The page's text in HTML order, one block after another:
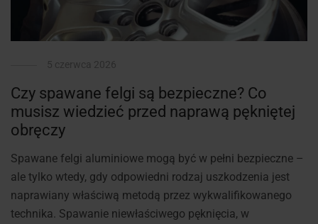
Czy spawane felgi są bezpieczne? Co
musisz wiedzieć przed naprawą pękniętej
obręczy
Spawane felgi aluminiowe mogą być w pełni bezpieczne –
ale tylko wtedy, gdy odpowiedni rodzaj uszkodzenia jest
naprawiany właściwą metodą przez wykwalifikowanego
technika. Spawanie niewłaściwego pęknięcia, w